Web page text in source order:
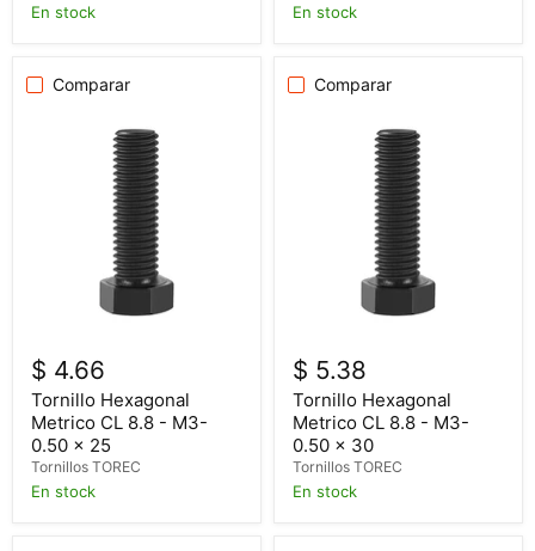
En stock En stock
Comparar
$ 4.66
Tornillo Hexagonal
Metrico CL 8.8 - M3-
0.50 x 25
Tornillos TOREC
En stock
Comparar
$ 5.38
Tornillo Hexagonal
Metrico CL 8.8 - M3-
0.50 x 30
Tornillos TOREC
En stock